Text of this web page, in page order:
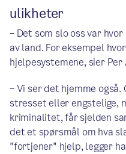
ulikheter
– Det som slo oss var
av land. For eksempel
hjelpesystemene, sier Per
– Vi ser det hjemme
stresset eller engstelige,
kriminalitet, får sjelden
det et spørsmål om hva
"fortjener" hjelp, legger